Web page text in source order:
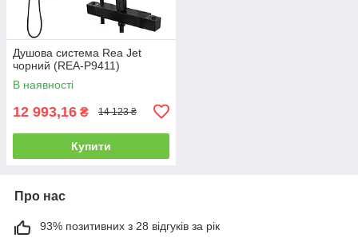
Душова система Rea Jet
чорний (REA-P9411)
В наявності
12 993,16 ₴ 14 123 ₴
Купити
Про нас
93% позитивних з 28 відгуків за рік